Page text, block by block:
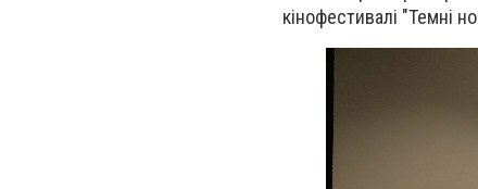
кінофестивалі "Темні